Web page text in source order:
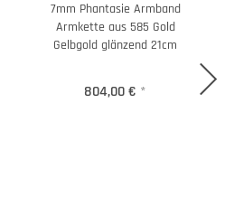
7mm Phantasie Armband
Armkette aus 585 Gold
Gelbgold glänzend 21cm
804,00 € *